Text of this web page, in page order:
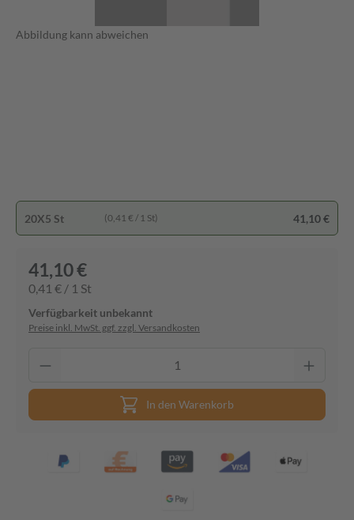
Abbildung kann abweichen
20X5 St (0,41 € / 1 St) 41,10 €
41,10 €
0,41 € / 1 St
Verfügbarkeit unbekannt
Preise inkl. MwSt. ggf. zzgl. Versandkosten
In den Warenkorb